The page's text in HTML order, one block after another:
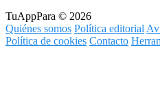
TuAppPara © 2026
Quiénes somos Política editorial
Política de cookies Contacto